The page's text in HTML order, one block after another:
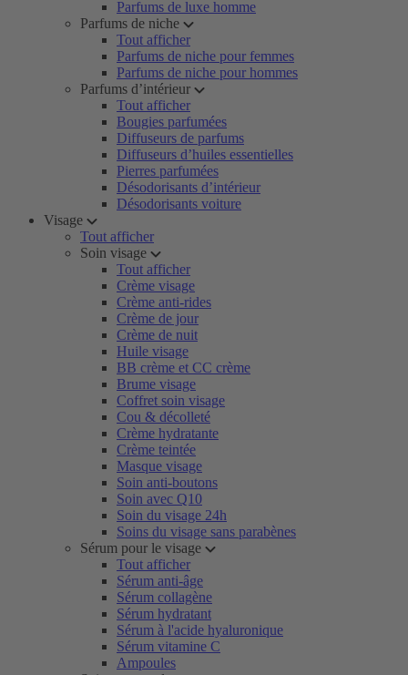
Parfums de luxe homme
Parfums de niche
Tout afficher
Parfums de niche pour femmes
Parfums de niche pour hommes
Parfums d’intérieur
Tout afficher
Bougies parfumées
Diffuseurs de parfums
Diffuseurs d’huiles essentielles
Pierres parfumées
Désodorisants d’intérieur
Désodorisants voiture
Visage
Tout afficher
Soin visage
Tout afficher
Crème visage
Crème anti-rides
Crème de jour
Crème de nuit
Huile visage
BB crème et CC crème
Brume visage
Coffret soin visage
Cou & décolleté
Crème hydratante
Crème teintée
Masque visage
Soin anti-boutons
Soin avec Q10
Soin du visage 24h
Soins du visage sans parabènes
Sérum pour le visage
Tout afficher
Sérum anti-âge
Sérum collagène
Sérum hydratant
Sérum à l'acide hyaluronique
Sérum vitamine C
Ampoules